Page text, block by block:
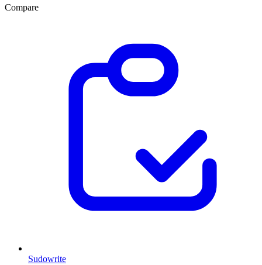
Compare
Sudowrite